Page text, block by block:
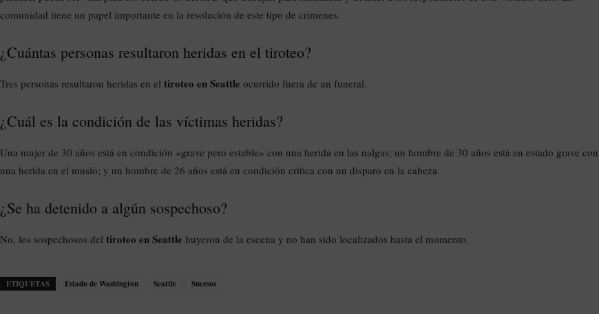
comunidad tiene un papel importante en la resolución de este tipo de crímenes.
¿Cuántas personas resultaron heridas en el tiroteo?
Tres personas resultaron heridas en el tiroteo en Seattle ocurrido fuera de un funeral.
¿Cuál es la condición de las víctimas heridas?
Una mujer de 30 años está en condición «grave pero estable» con una herida en las nalgas; un hombre de 30 años está en estado grave con
una herida en el muslo; y un hombre de 26 años está en condición crítica con un disparo en la cabeza.
¿Se ha detenido a algún sospechoso?
No, los sospechosos del tiroteo en Seattle huyeron de la escena y no han sido localizados hasta el momento.
ETIQUETAS Estado de Washington Seattle Sucesos